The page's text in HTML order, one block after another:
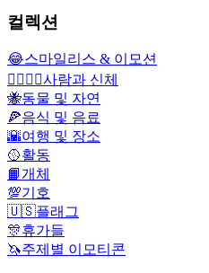
컬렉션
😂스마일리스 & 이모션
👩‍❤️‍💋‍👨사람과 신체
🐝동물 및 자연
🍕음식 및 음료
🌇여행 및 장소
🥎활동
📙개체
💯기호
🇺🇸플래그
🎊휴가들
🦄주제별 이모티콘